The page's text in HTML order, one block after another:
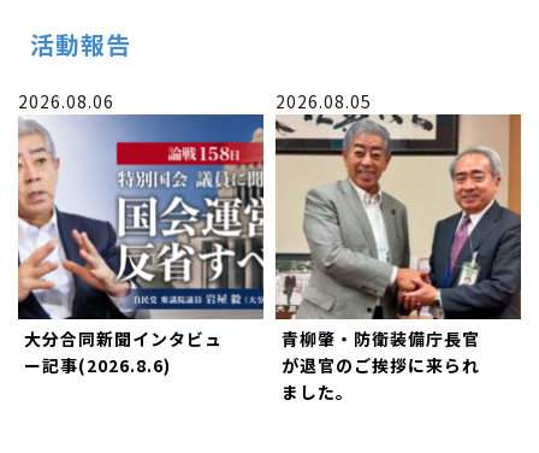
活動報告
2026.08.06
大分合同新聞インタビュ
ー記事(2026.8.6)
2026.08.05
青柳肇・防衛装備庁長官
が退官のご挨拶に来られ
ました。